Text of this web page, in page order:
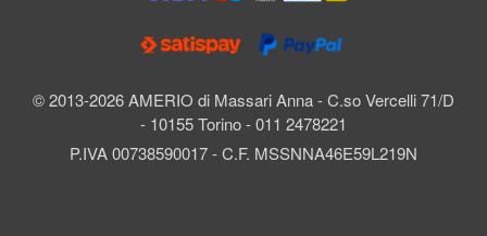
© 2013-2026 AMERIO di Massari Anna - C.so Vercelli 71/D
- 10155 Torino - 011 2478221
P.IVA 00738590017 - C.F. MSSNNA46E59L219N